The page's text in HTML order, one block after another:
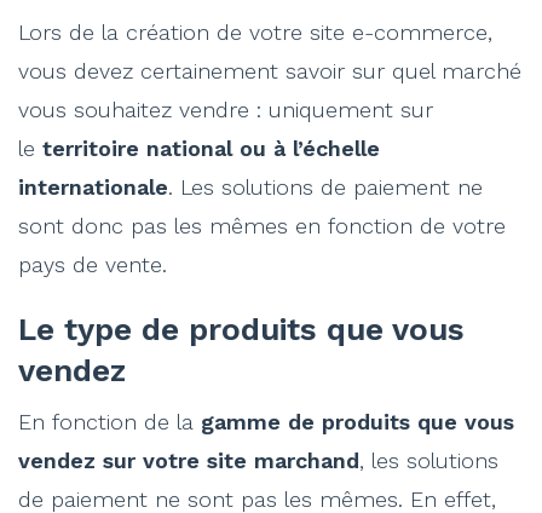
Lors de la création de votre site e-commerce,
vous devez certainement savoir sur quel marché
vous souhaitez vendre : uniquement sur
le territoire national ou à l’échelle
internationale. Les solutions de paiement ne
sont donc pas les mêmes en fonction de votre
pays de vente.
Le type de produits que vous
vendez
En fonction de la gamme de produits que vous
vendez sur votre site marchand, les solutions
de paiement ne sont pas les mêmes. En effet,